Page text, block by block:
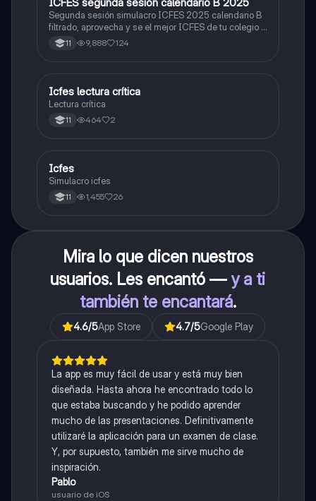
ICFES: Lectura Crítica
Segunda sesión simulacro ICFES 2025 calendario B
filtrado, aprovecha y se el mejor ICFES de tu colegio y
poder ingresar a universidad, y estudiar aquella
carrera con la que tanto sueñas.
11 9,888 124
Lengua Castellana
Icfes lectura crítica
Lectura crítica
11 464 2
ICFES: Sociales y Ciudadanas
Icfes
Simulacro icfes
11 1,455 26
Mira lo que dicen nuestros
usuarios. Les encantó —y a ti
también te encantará.
4.6/5App Store 4.7/5Google Play
La app es muy fácil de usar y está muy bien
diseñada. Hasta ahora he encontrado todo lo
que estaba buscando y he podido aprender
mucho de las presentaciones. Definitivamente
utilizaré la aplicación para un examen de clase.
Y, por supuesto, también me sirve mucho de
inspiración.
Pablo
usuario de iOS